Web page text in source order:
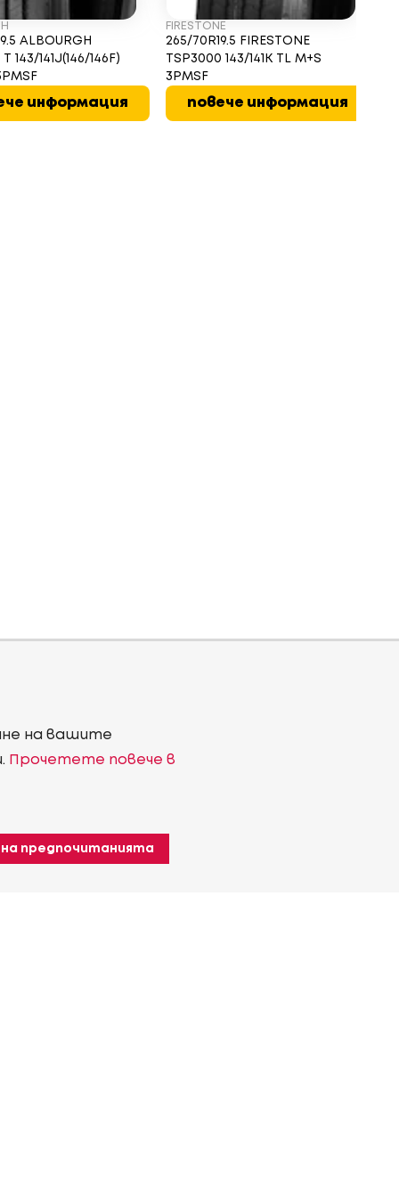
ALBOURGH
143/141J(146/146F)
информация
FIRESTONE
265/70R19.5 FIRESTONE
TSP3000 143/141K TL M+S
3PMSF
повече информация
на вашите
Прочетете повече в
на предпочитанията